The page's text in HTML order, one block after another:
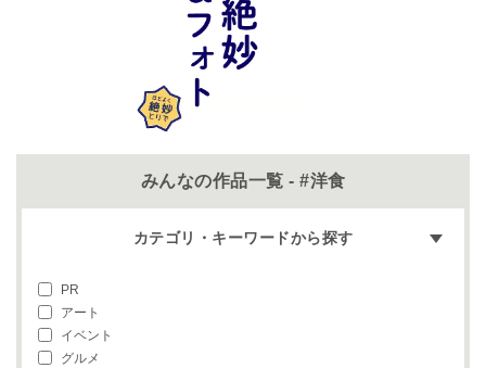
みんなの作品一覧 - #洋食
カテゴリ・キーワードから探す
PR
アート
イベント
グルメ